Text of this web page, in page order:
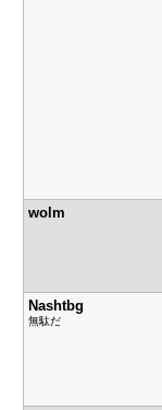
wolm
Nashtbg
無駄だ